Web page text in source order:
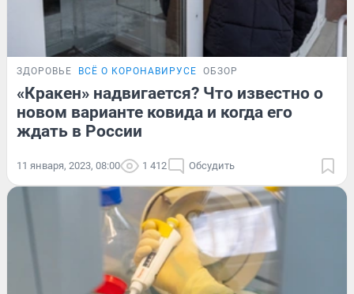
ЗДОРОВЬЕ ВСЁ О КОРОНАВИРУСЕ ОБЗОР
«Кракен» надвигается? Что известно о
новом варианте ковида и когда его
ждать в России
11 января, 2023, 08:00 1 412 Обсудить